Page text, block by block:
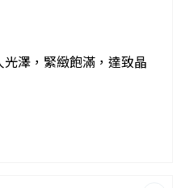
澤，緊緻飽滿，達致晶